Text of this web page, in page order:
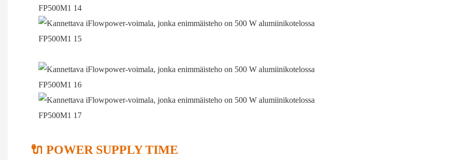
🔌 POWER SUPPLY TIME